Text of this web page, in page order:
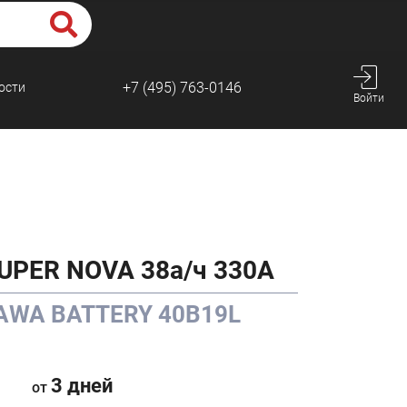
+7 (495) 763-0146
Войти
NOVA 38а/ч 330А
BATTERY 40B19L
от3 дней